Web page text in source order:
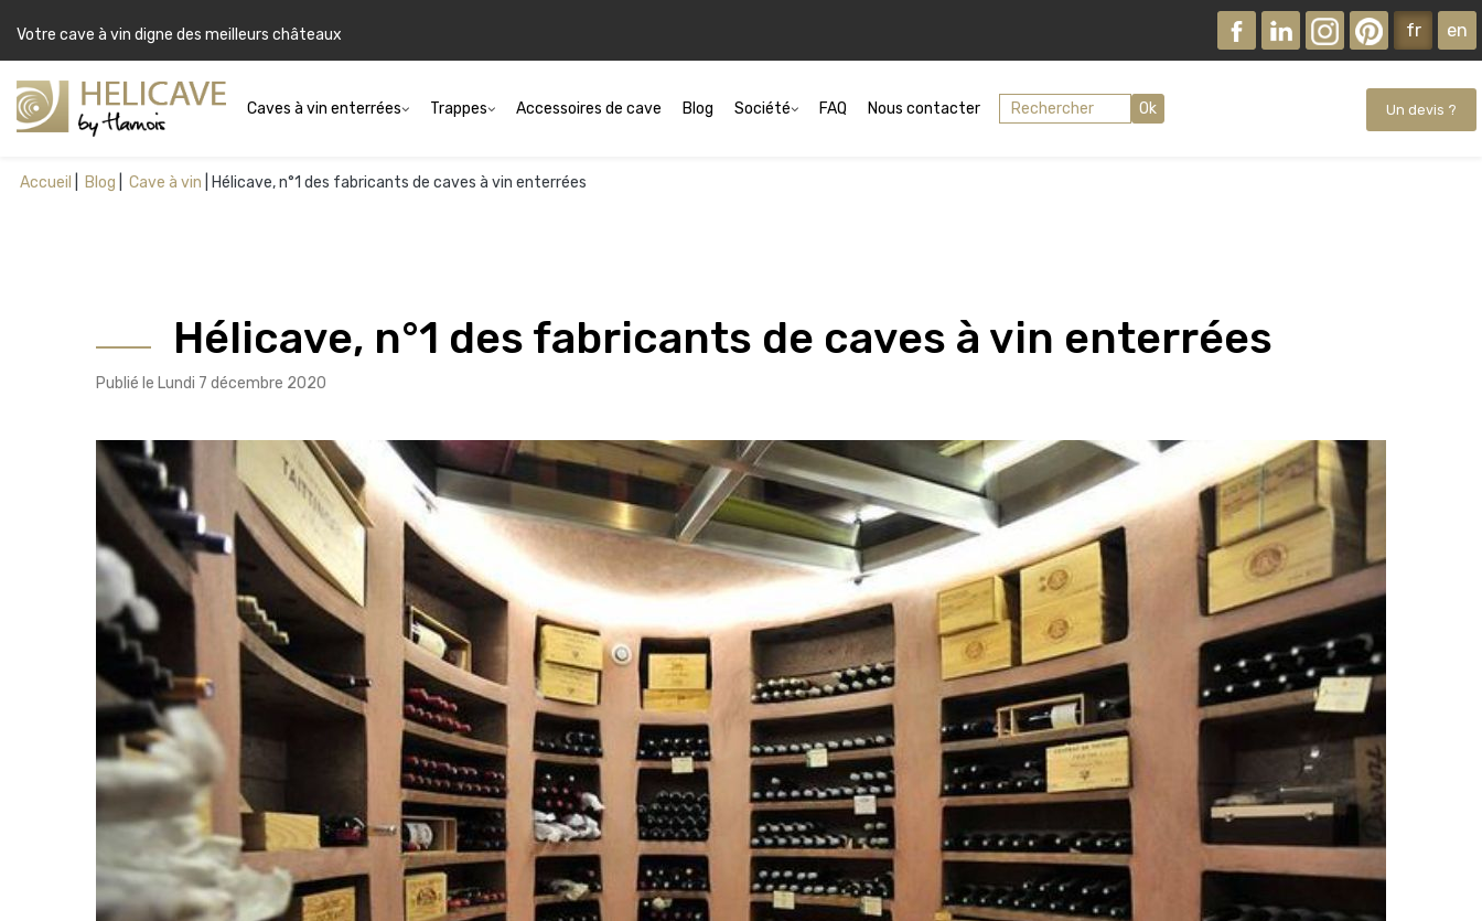
Votre cave à vin digne des meilleurs châteaux fr en
Caves à vin enterrées Trappes Accessoires de cave Blog Société FAQ Nous contacter Un devis ?
Ok
Hélicave, n°1 des fabricants de caves à vin enterrées
Publié le Lundi 7 décembre 2020
Accueil Blog Cave à vin Hélicave, n°1 des fabricants de caves à vin enterrées